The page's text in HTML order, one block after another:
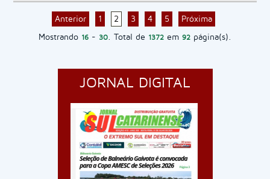
Anterior 1 2 3 4 5
Próxima
Mostrando 16 - 30 . Total de 1372 em 92 página(s).
JORNAL DIGITAL